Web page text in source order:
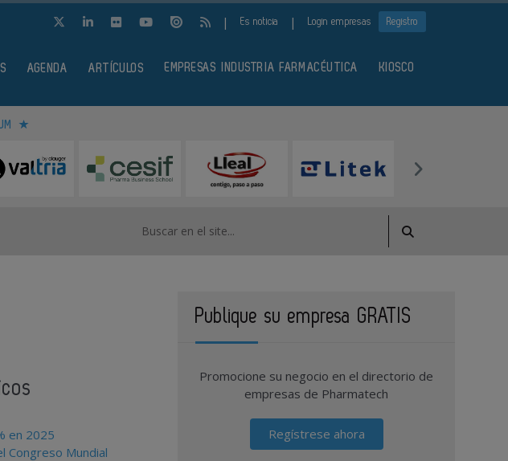
| Es noticia | Login empresas Registro
AGENDA ARTÍCULOS EMPRESAS INDUSTRIA FARMACÉUTICA KIOSCO
en 2025
Congreso Mundial
Publique su empresa GRATIS
Promocione su negocio en el directorio de
empresas de Pharmatech
Regístrese ahora